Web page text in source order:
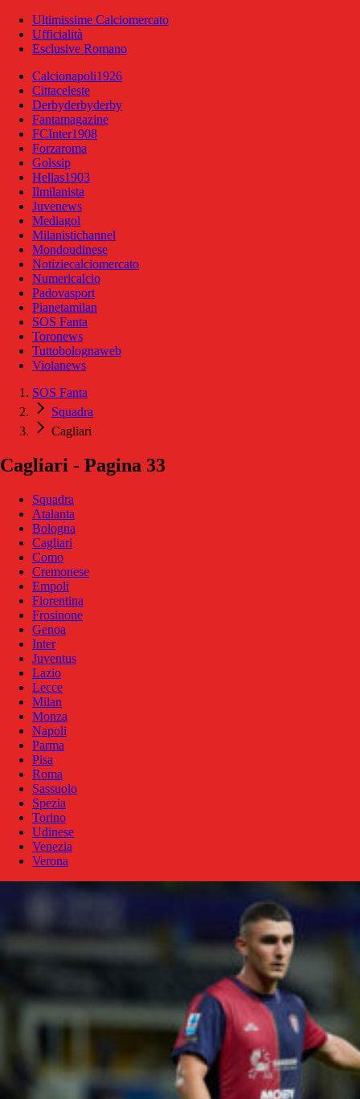
Ultimissime Calciomercato
Ufficialità
Esclusive Romano
Calcionapoli1926
Cittaceleste
Derbyderbyderby
Fantamagazine
FCInter1908
Forzaroma
Golssip
Hellas1903
Ilmilanista
Juvenews
Mediagol
Milanistichannel
Mondoudinese
Notiziecalciomercato
Numericalcio
Padovasport
Pianetamilan
SOS Fanta
Toronews
Tuttobolognaweb
Violanews
SOS Fanta
Squadra
Cagliari
Cagliari - Pagina 33
Squadra
Atalanta
Bologna
Cagliari
Como
Cremonese
Empoli
Fiorentina
Frosinone
Genoa
Inter
Juventus
Lazio
Lecce
Milan
Monza
Napoli
Parma
Pisa
Roma
Sassuolo
Spezia
Torino
Udinese
Venezia
Verona